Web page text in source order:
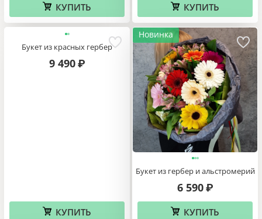
КУПИТЬ КУПИТЬ
Букет из красных гербер
9 490 ₽
КУПИТЬ
Новинка
Букет из гербер и альстромерий
6 590 ₽
КУПИТЬ